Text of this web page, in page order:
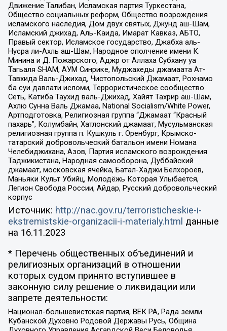
Движение Талибан, Исламская партия Туркестана,
Общество социальных реформ, Общество возрождения
исламского наследия, Дом двух святых, Джунд аш-Шам,
Исламский джихад, Аль-Каида, Имарат Кавказ, АБТО,
Правый сектор, Исламское государство, Джабха аль-
Нусра ли-Ахль аш-Шам, Народное ополчение имени К.
Минина и Д. Пожарского, Аджр от Аллаха Субхану уа
Тагьаля SHAM, АУМ Синрике, Муджахеды джамаата Ат-
Тавхида Валь-Джихад, Чистопольский Джамаат, Рохнамо
ба суи давлати исломи, Террористическое сообщество
Сеть, Катиба Таухид валь-Джихад, Хайят Тахрир аш-Шам,
Ахлю Сунна Валь Джамаа, National Socialism/White Power,
Артподготовка, Религиозная группа “Джамаат “Красный
пахарь”, Колумбайн, Хатлонский джамаат, Мусульманская
религиозная группа п. Кушкуль г. Оренбург, Крымско-
татарский добровольческий батальон имени Номана
Челебиджихана, Азов, Партия исламского возрождения
Таджикистана, Народная самооборона, Дуббайский
джамаат, московская ячейка, Батал-Хаджи Белхороев,
Маньяки Культ Убийц, Молодёжь Которая Улыбается,
Легион Свобода России, Айдар, Русский добровольческий
корпус
Источник: http://nac.gov.ru/terroristicheskie-i-
ekstremistskie-organizacii-i-materialy.html данные
на 16.11.2023
* Перечень общественных объединений и
религиозных организаций в отношении
которых судом принято вступившее в
законную силу решение о ликвидации или
запрете деятельности:
Национал-большевистская партия, ВЕК РА, Рада земли
Кубанской Духовно Родовой Державы Русь, Община